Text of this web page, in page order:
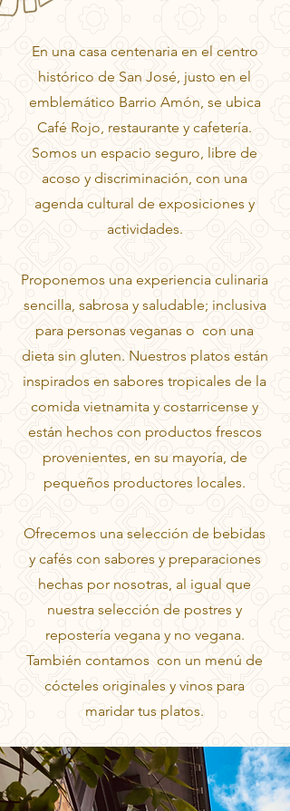
En una casa centenaria en el centro
histórico de San José, justo en el
emblemático Barrio Amón, se ubica
Café Rojo, restaurante y cafetería.
Somos un espacio seguro, libre de
acoso y discriminación, con una
agenda cultural de exposiciones y
actividades.
Proponemos una experiencia culinaria
sencilla, sabrosa y saludable; inclusiva
para personas veganas o con una
dieta sin gluten. Nuestros platos están
inspirados en sabores tropicales de la
comida vietnamita y costarricense y
están hechos con productos frescos
provenientes, en su mayoría, de
pequeños productores locales.
Ofrecemos una selección de bebidas
y cafés con sabores y preparaciones
hechas por nosotras, al igual que
nuestra selección de postres y
repostería vegana y no vegana.
También contamos con un menú de
cócteles originales y vinos para
maridar tus platos.